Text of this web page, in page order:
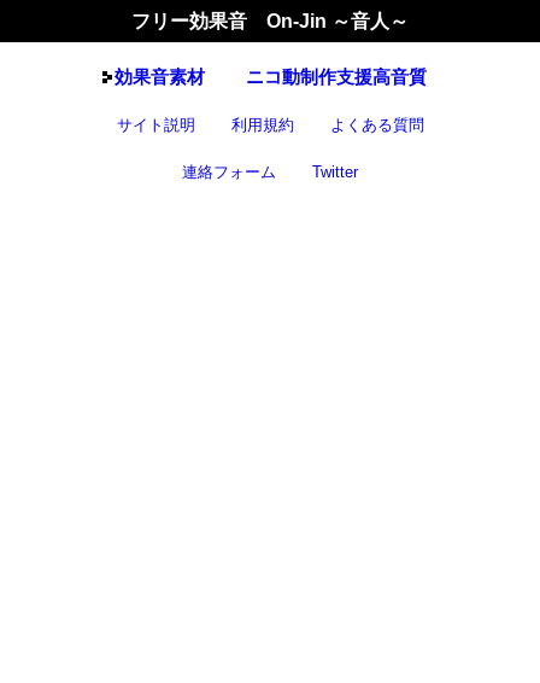
フリー効果音 On-Jin ～音人～
効果音素材 ニコ動制作支援高音質
サイト説明 利用規約 よくある質問
連絡フォーム Twitter